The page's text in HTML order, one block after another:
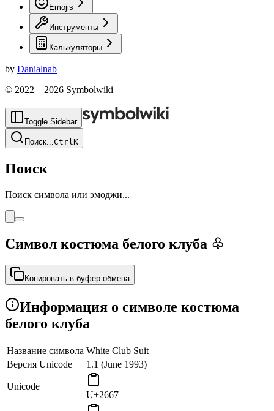
Emojis
Инструменты
Калькуляторы
by Danialnab
© 2022 – 2026 Symbolwiki
Toggle Sidebar
Поиск...CtrlK
Поиск
Поиск символа или эмоджи...
Символ костюма белого клуба ♧
Копировать в буфер обмена
Информация о символе костюма
белого клуба
Название символа White Club Suit
Версия Unicode
1.1 (June 1993)
Unicode
U+2667